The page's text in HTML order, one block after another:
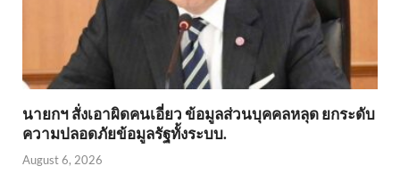
นายกฯ สั่งเอาผิดคนเอี่ยว ข้อมูลส่วนบุคคลหลุด ยกระดับ
ความปลอดภัยข้อมูลรัฐทั้งระบบ.
August 6, 2026